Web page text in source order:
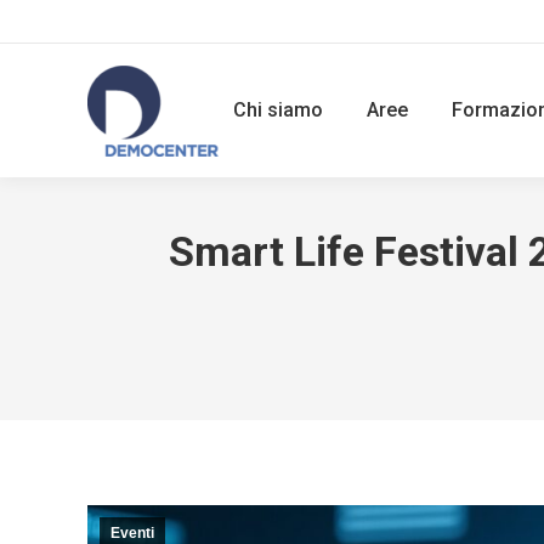
Chi siamo Aree
Smart Life Festival
Eventi